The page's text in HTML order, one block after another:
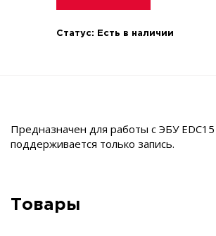
Статус: Есть в наличии
Предназначен для работы с ЭБУ
поддерживается только запись.
Товары